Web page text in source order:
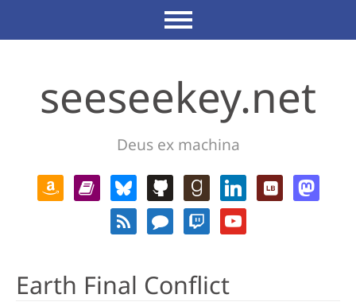
seeseekey.net
Deus ex machina
Earth Final Conflict